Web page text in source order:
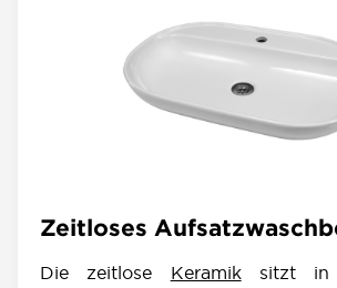
Zeitloses
Die zeitlose Keramiksitzt in